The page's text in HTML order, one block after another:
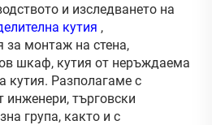
и изследването на
кутия ,
за монтаж на стена,
шкаф, кутия от неръждаема
кутия. Разполагаме с
инженери, търговски
група, както и с